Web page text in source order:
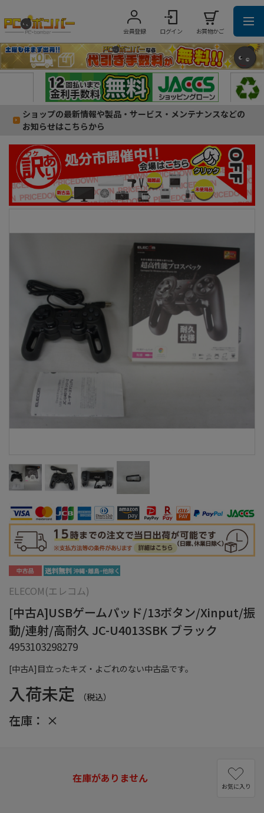
会員登録 ログイン お買物かご
ショップの最新情報や製品・サービス・メンテナンスなどの
お知らせはこちらから
[中古A]目立ったキズ・よごれのない中古品です。
ELECOM(エレコム)
[中古A]USBゲームパッド/13ボタン/Xinput/振
動/連射/高耐久 JC-U4013SBK ブラック
4953103298279
入荷未定 （税込）
在庫： ×
在庫がありません
お気に入り